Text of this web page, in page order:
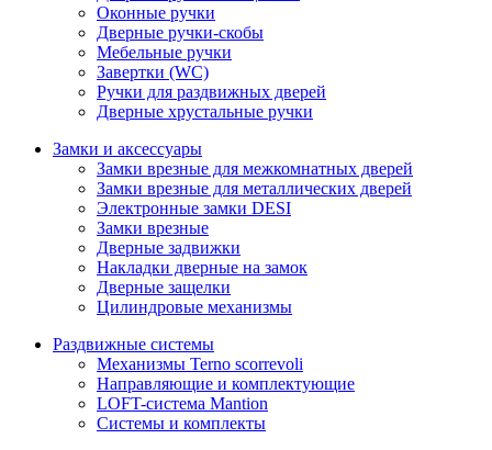
Оконные ручки
Дверные ручки-скобы
Мебельные ручки
Завертки (WC)
Ручки для раздвижных дверей
Дверные хрустальные ручки
Замки и аксессуары
Замки врезные для межкомнатных дверей
Замки врезные для металлических дверей
Электронные замки DESI
Замки врезные
Дверные задвижки
Накладки дверные на замок
Дверные защелки
Цилиндровые механизмы
Раздвижные системы
Механизмы Terno scorrevoli
Направляющие и комплектующие
LOFT-cистема Mantion
Системы и комплекты